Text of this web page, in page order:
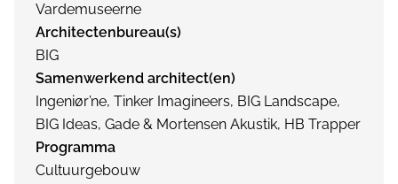
Vardemuseerne
Architectenbureau(s)
BIG
Samenwerkend architect(en)
Ingeniør’ne, Tinker Imagineers, BIG Landscape,
BIG Ideas, Gade & Mortensen Akustik, HB Trapper
Programma
Cultuurgebouw